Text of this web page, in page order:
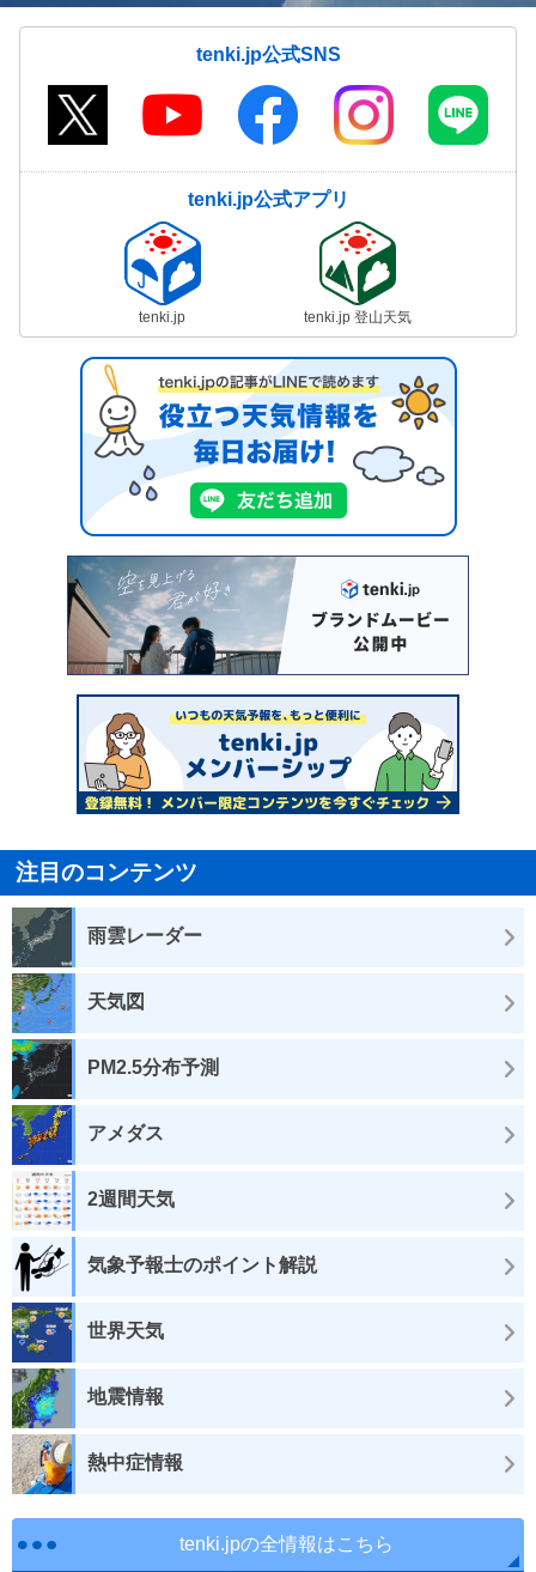
tenki.jp公式SNS
tenki.jp公式アプリ
tenki.jp tenki.jp 登山天気
注目のコンテンツ
雨雲レーダー
天気図
PM2.5分布予測
アメダス
2週間天気
気象予報士のポイント解説
世界天気
地震情報
熱中症情報
tenki.jpの全情報はこちら